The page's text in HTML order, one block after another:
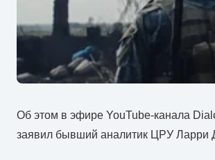
Об этом в эфире YouTube-канала
заявил бывший аналитик ЦРУ Ларри